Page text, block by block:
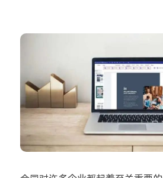
客服热线：4000-